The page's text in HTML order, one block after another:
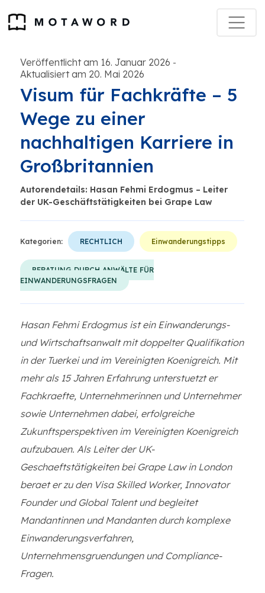
Veröffentlicht am 16. Januar 2026 -
Aktualisiert am 20. Mai 2026
Visum für Fachkräfte – 5
Wege zu einer
nachhaltigen Karriere in
Großbritannien
Autorendetails: Hasan Fehmi Erdogmus – Leiter
der UK-Geschäftstätigkeiten bei Grape Law
Kategorien: RECHTLICH Einwanderungstipps
BERATUNG DURCH ANWÄLTE FÜR
EINWANDERUNGSFRAGEN
Hasan Fehmi Erdogmus ist ein Einwanderungs-
und Wirtschaftsanwalt mit doppelter Qualifikation
in der Tuerkei und im Vereinigten Koenigreich. Mit
mehr als 15 Jahren Erfahrung unterstuetzt er
Fachkraefte, Unternehmerinnen und Unternehmer
sowie Unternehmen dabei, erfolgreiche
Zukunftsperspektiven im Vereinigten Koenigreich
aufzubauen. Als Leiter der UK-
Geschaeftstätigkeiten bei Grape Law in London
beraet er zu den Visa Skilled Worker, Innovator
Founder und Global Talent und begleitet
Mandantinnen und Mandanten durch komplexe
Einwanderungsverfahren,
Unternehmensgruendungen und Compliance-
Fragen.